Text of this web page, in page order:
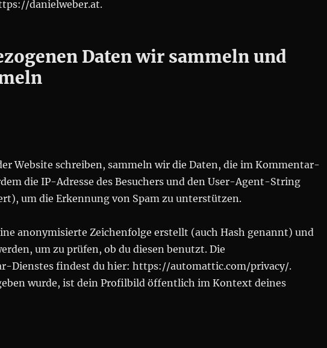
danielweber.at.
Daten wir sammeln und
Website schreiben, sammeln wir die Daten, die im Kommentar-
die IP-Adresse des Besuchers und den User-Agent-String
um die Erkennung von Spam zu unterstützen.
anonymisierte Zeichenfolge erstellt (auch Hash genannt) und
um zu prüfen, ob du diesen benutzt. Die
Dienstes findest du hier: https://automattic.com/privacy/.
wurde, ist dein Profilbild öffentlich im Kontext deines